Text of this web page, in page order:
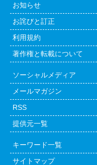
お知らせ
お詫びと訂正
利用規約
著作権と転載について
ソーシャルメディア
メールマガジン
RSS
提供元一覧
キーワード一覧
サイトマップ